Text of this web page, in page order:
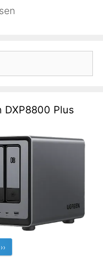
DXP8800 Plus